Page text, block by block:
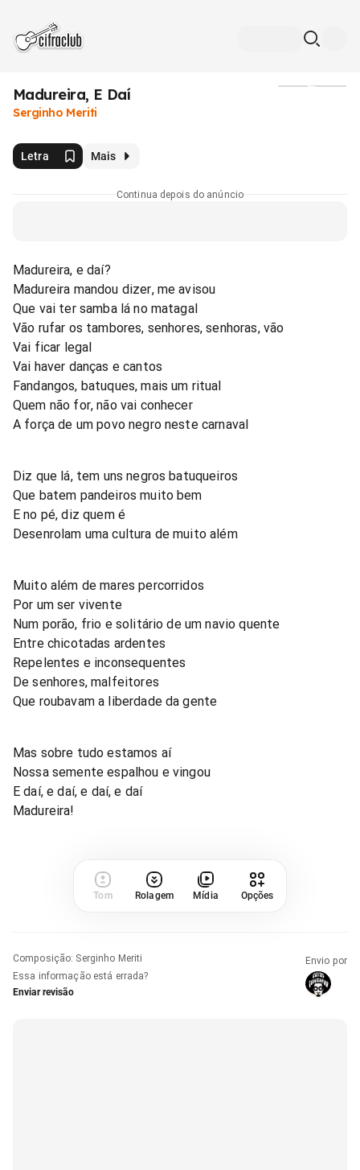
Madureira, E Daí
Serginho Meriti
Letra Mais
Continua depois do anúncio
Madureira, e daí?
Madureira mandou dizer, me avisou
Que vai ter samba lá no matagal
Vão rufar os tambores, senhores, senhoras, vão
Vai ficar legal
Vai haver danças e cantos
Fandangos, batuques, mais um ritual
Quem não for, não vai conhecer
A força de um povo negro neste carnaval
Diz que lá, tem uns negros batuqueiros
Que batem pandeiros muito bem
E no pé, diz quem é
Desenrolam uma cultura de muito além
Muito além de mares percorridos
Por um ser vivente
Num porão, frio e solitário de um navio quente
Entre chicotadas ardentes
Repelentes e inconsequentes
De senhores, malfeitores
Que roubavam a liberdade da gente
Mas sobre tudo estamos aí
Nossa semente espalhou e vingou
E daí, e daí, e daí, e daí
Madureira!
Tom Rolagem Mídia Opções
Composição: Serginho Meriti
Essa informação está errada?
Enviar revisão
Envio por